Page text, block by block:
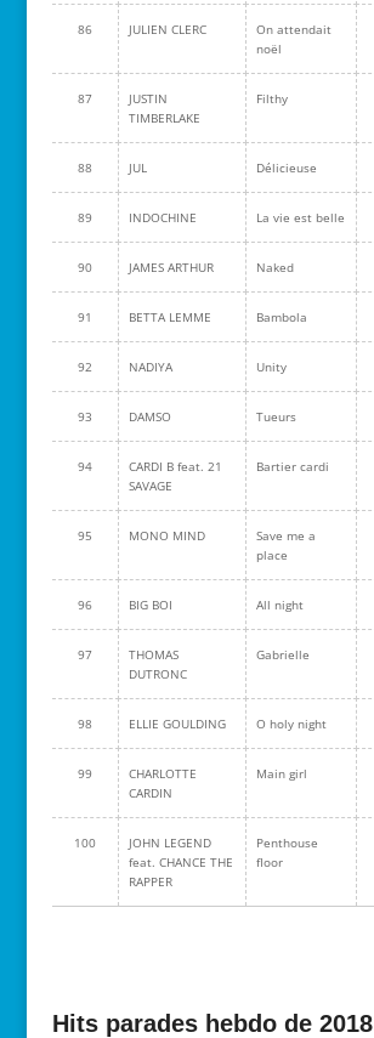
86 JULIEN CLERC
On attendait
noël
87
JUSTIN
TIMBERLAKE
Filthy
88 JUL Délicieuse
89 INDOCHINE La vie est belle
90 JAMES ARTHUR Naked
91 BETTA LEMME Bambola
92 NADIYA Unity
93 DAMSO Tueurs
94
CARDI B feat. 21
SAVAGE
Bartier cardi
95 MONO MIND
Save me a
place
96 BIG BOI All night
97
THOMAS
DUTRONC
Gabrielle
98 ELLIE GOULDING O holy night
99
CHARLOTTE
CARDIN
Main girl
100
JOHN LEGEND
feat. CHANCE THE
RAPPER
Penthouse
floor
Hits parades hebdo de 2018